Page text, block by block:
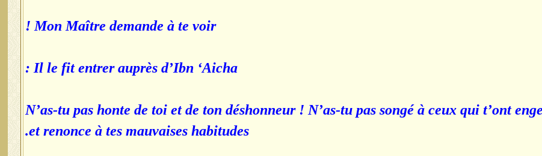
Mon Maître demande à te voir !
Il le fit entrer auprès d’Ibn ‘Aicha :
N’as-tu pas honte de toi et de ton déshonneur ! N’as-tu pas songé à ceux qui t’ont
et renonce à tes mauvaises habitudes.